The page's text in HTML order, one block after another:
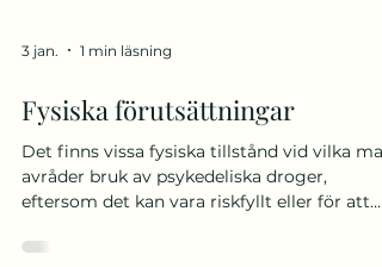
3 jan. 1 min läsning
Fysiska förutsättningar
Det finns vissa fysiska tillstånd vid vilka man
eftersom det kan vara riskfyllt eller för att